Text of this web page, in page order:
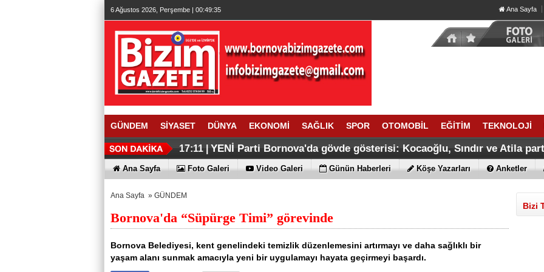
6 Ağustos 2026, Perşembe | 00:49:35 Ana Sayfa
GÜNDEM SİYASET DÜNYA EKONOMİ SAĞLIK SPOR OTOMOBİL EĞİTİM TEKNOLOJİ
17:11 | YENİ Parti Bornova'da gövde gösterisi: Kocaoğlu, Sındır ve Atila
Ana Sayfa Foto Galeri Video Galeri Günün Haberleri Köşe Yazarları Anketler
Ana Sayfa » GÜNDEM
Bornova'da “Süpürge Timi” görevinde
Bornova Belediyesi, kent genelindeki temizlik düzenlemesini artırmayı ve daha sağlıklı bir
yaşam alanı sunmak amacıyla yeni bir uygulamayı hayata geçirmeyi başardı.
Bizi